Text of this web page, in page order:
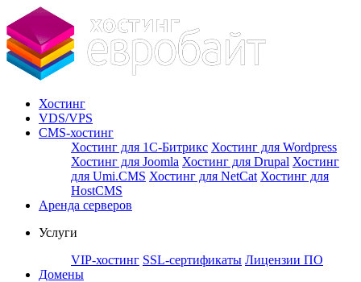
Хостинг
VDS/VPS
CMS-хостинг
Хостинг для 1С-Битрикс Хостинг для Wordpress
Хостинг для Joomla Хостинг для Drupal Хостинг
для Umi.CMS Хостинг для NetCat Хостинг для
HostCMS
Аренда серверов
Услуги
VIP-хостинг SSL-сертификаты Лицензии ПО
Домены